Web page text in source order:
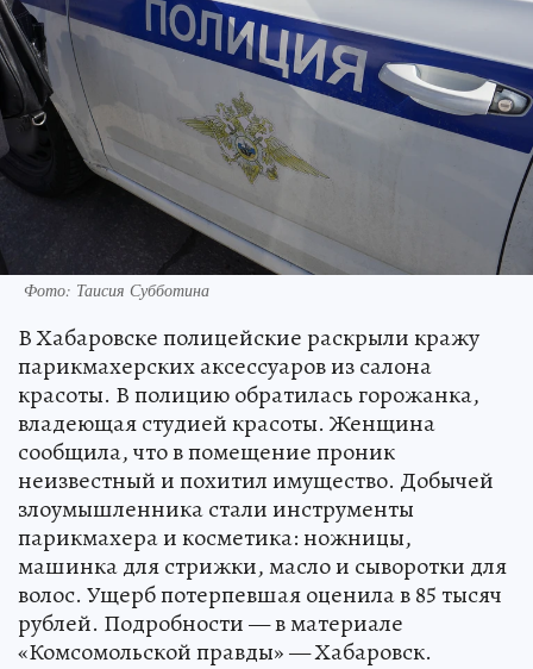
Фото: Таисия Субботина
В Хабаровске полицейские раскрыли кражу
парикмахерских аксессуаров из салона
красоты. В полицию обратилась горожанка,
владеющая студией красоты. Женщина
сообщила, что в помещение проник
неизвестный и похитил имущество. Добычей
злоумышленника стали инструменты
парикмахера и косметика: ножницы,
машинка для стрижки, масло и сыворотки для
волос. Ущерб потерпевшая оценила в 85 тысяч
рублей. Подробности — в материале
«Комсомольской правды» — Хабаровск.